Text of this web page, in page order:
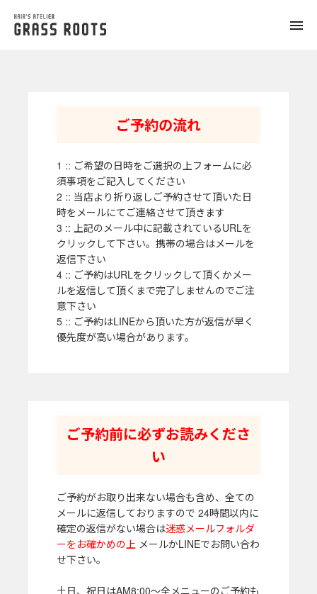
toggle
ご予約の流れ
1 :: ご希望の日時をご選択の上フォームに必
須事項をご記入してください
2 :: 当店より折り返しご予約させて頂いた日
時をメールにてご連絡させて頂きます
3 :: 上記のメール中に記載されているURLを
クリックして下さい。携帯の場合はメールを
返信下さい
4 :: ご予約はURLをクリックして頂くかメー
ルを返信して頂くまで完了しませんのでご注
意下さい
5 :: ご予約はLINEから頂いた方が返信が早く
優先度が高い場合があります。
ご予約前に必ずお読みくださ
い
ご予約がお取り出来ない場合も含め、全ての
メールに返信しておりますので 24時間以内に
確定の返信がない場合は迷惑メールフォルダ
ーをお確かめの上 メールかLINEでお問い合わ
せ下さい。
土日、祝日はAM8:00～全メニューのご予約も